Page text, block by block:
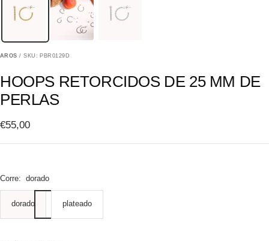
AROS / SKU: PBR0129D
HOOPS RETORCIDOS DE 25 MM DE
PERLAS
€55,00
Corre: dorado
dorado plateado